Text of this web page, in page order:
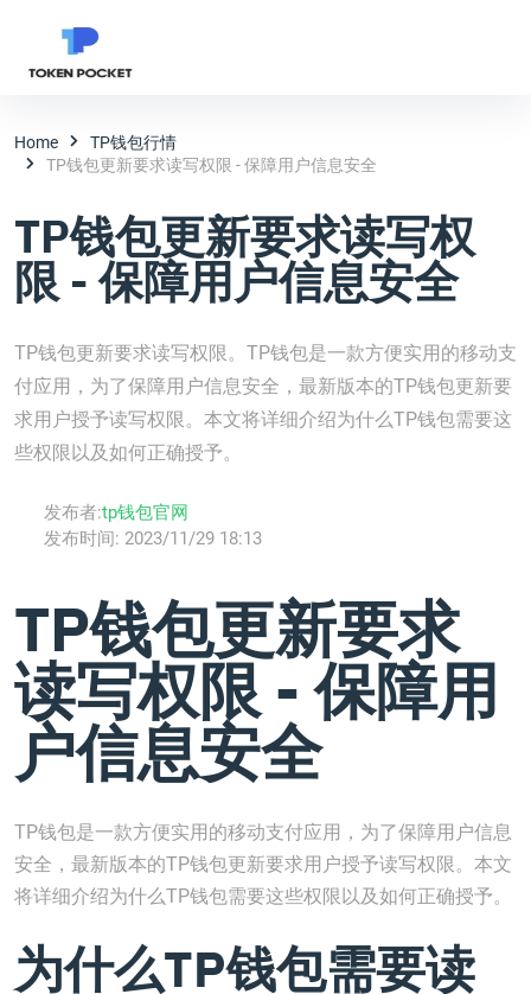
Home
TP钱包行情
TP钱包更新要求读写权限 - 保障用户信息安全
TP钱包更新要求读写权
限 - 保障用户信息安全
TP钱包更新要求读写权限。TP钱包是一款方便实用的移动支
付应用，为了保障用户信息安全，最新版本的TP钱包更新要
求用户授予读写权限。本文将详细介绍为什么TP钱包需要这
些权限以及如何正确授予。
发布者:tp钱包官网
发布时间: 2023/11/29 18:13
TP钱包更新要求
读写权限 - 保障用
户信息安全
TP钱包是一款方便实用的移动支付应用，为了保障用户信息
安全，最新版本的TP钱包更新要求用户授予读写权限。本文
将详细介绍为什么TP钱包需要这些权限以及如何正确授予。
为什么TP钱包需要读